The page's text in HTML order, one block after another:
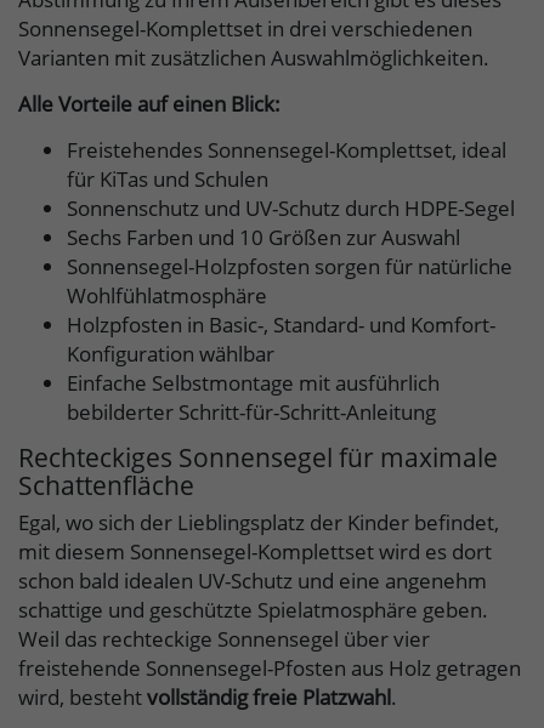
Sonnensegel-Komplettset in drei verschiedenen
Varianten mit zusätzlichen Auswahlmöglichkeiten.
Alle Vorteile auf einen Blick:
Freistehendes Sonnensegel-Komplettset, ideal
für KiTas und Schulen
Sonnenschutz und UV-Schutz durch HDPE-Segel
Sechs Farben und 10 Größen zur Auswahl
Sonnensegel-Holzpfosten sorgen für natürliche
Wohlfühlatmosphäre
Holzpfosten in Basic-, Standard- und Komfort-
Konfiguration wählbar
Einfache Selbstmontage mit ausführlich
bebilderter Schritt-für-Schritt-Anleitung
Rechteckiges Sonnensegel für maximale
Schattenfläche
Egal, wo sich der Lieblingsplatz der Kinder befindet,
mit diesem Sonnensegel-Komplettset wird es dort
schon bald idealen UV-Schutz und eine angenehm
schattige und geschützte Spielatmosphäre geben.
Weil das rechteckige Sonnensegel über vier
freistehende Sonnensegel-Pfosten aus Holz getragen
wird, bestehtvollständig freie Platzwahl.